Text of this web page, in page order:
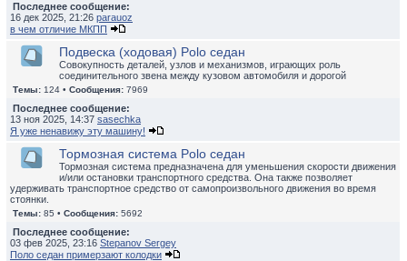
Последнее сообщение:
16 дек 2025, 21:26 parauoz
в чем отличие МКПП
Подвеска (ходовая) Polo седан
Совокупность деталей, узлов и механизмов, играющих роль
соединительного звена между кузовом автомобиля и дорогой
Темы: 124 • Сообщения: 7969
Последнее сообщение:
13 ноя 2025, 14:37 sasechka
Я уже ненавижу эту машину!
Тормозная система Polo седан
Тормозная система предназначена для уменьшения скорости движения
и/или остановки транспортного средства. Она также позволяет
удерживать транспортное средство от самопроизвольного движения во время
стоянки.
Темы: 85 • Сообщения: 5692
Последнее сообщение:
03 фев 2025, 23:16 Stepanov Sergey
Поло седан примерзают колодки